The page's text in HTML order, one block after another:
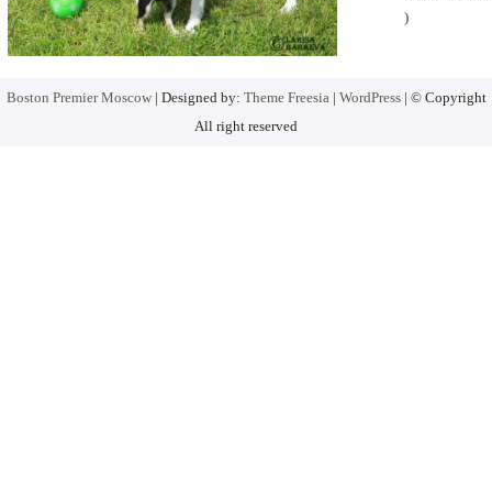
)
Boston Premier Moscow| Designed by: Theme Freesia| WordPress| © Copyright
All right reserved